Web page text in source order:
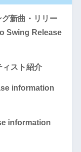
グ新曲・リリー
Swing Release
スト紹介
information
information